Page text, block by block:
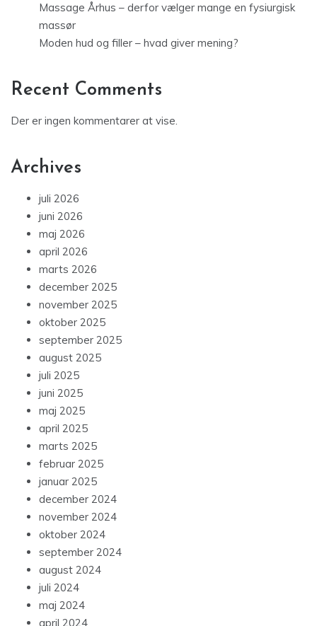
Massage Århus – derfor vælger mange en fysiurgisk
massør
Moden hud og filler – hvad giver mening?
Recent Comments
Der er ingen kommentarer at vise.
Archives
juli 2026
juni 2026
maj 2026
april 2026
marts 2026
december 2025
november 2025
oktober 2025
september 2025
august 2025
juli 2025
juni 2025
maj 2025
april 2025
marts 2025
februar 2025
januar 2025
december 2024
november 2024
oktober 2024
september 2024
august 2024
juli 2024
maj 2024
april 2024